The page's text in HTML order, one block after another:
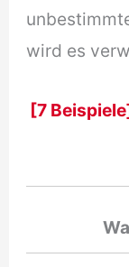
wird es
[7